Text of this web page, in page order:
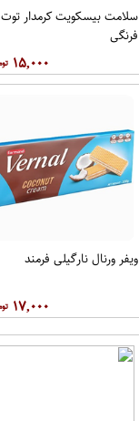
سلامت بیسکویت کرمدار توت
فرنگی
۱۵,۰۰۰
ویفر ورنال نارگیلی فرمند
۱۷,۰۰۰